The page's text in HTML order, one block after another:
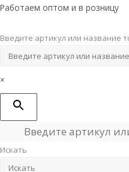
Перейти
содержимому
Работаем оптом и в розницу
Введите артикул или название
×
Искать